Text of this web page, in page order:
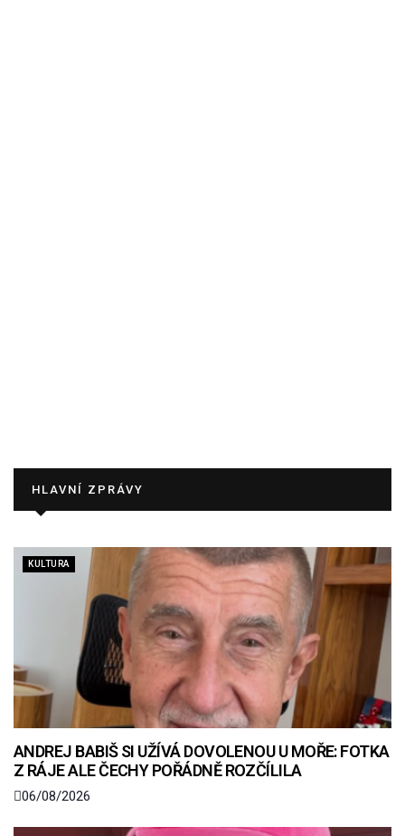
HLAVNÍ ZPRÁVY
KULTURA
ANDREJ BABIŠ SI UŽÍVÁ DOVOLENOU U MOŘE: FOTKA
Z RÁJE ALE ČECHY POŘÁDNĚ ROZČÍLILA
06/08/2026